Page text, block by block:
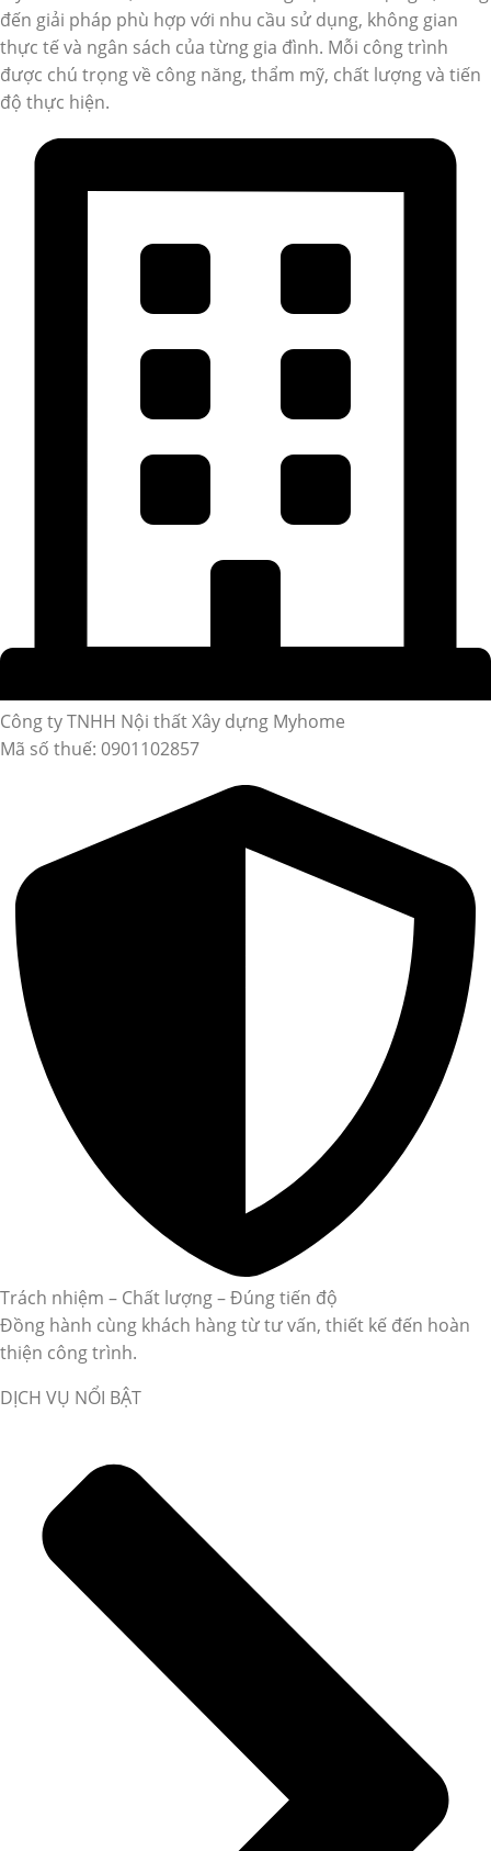
đến giải pháp phù hợp với nhu cầu sử dụng, không gian
thực tế và ngân sách của từng gia đình. Mỗi công trình
được chú trọng về công năng, thẩm mỹ, chất lượng và tiến
độ thực hiện.
Công ty TNHH Nội thất Xây dựng Myhome
Mã số thuế: 0901102857
Trách nhiệm – Chất lượng – Đúng tiến độ
Đồng hành cùng khách hàng từ tư vấn, thiết kế đến hoàn
thiện công trình.
DỊCH VỤ NỔI BẬT